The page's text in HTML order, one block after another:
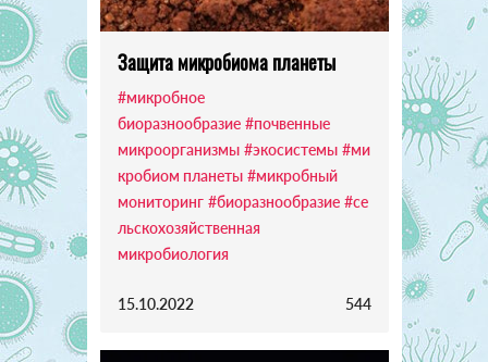
Защита микробиома планеты
#микробное
биоразнообразие #почвенные
микроорганизмы #экосистемы #ми
кробиом планеты #микробный
мониторинг #биоразнообразие #се
льскохозяйственная
микробиология
15.10.2022 544